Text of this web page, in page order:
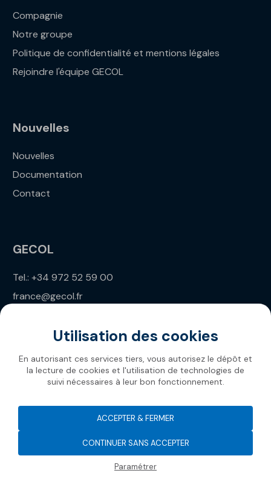
Compagnie
Notre groupe
Politique de confidentialité et mentions légales
Rejoindre l'équipe GECOL
Nouvelles
Nouvelles
Documentation
Contact
GECOL
Tel.: +34 972 52 59 00
france@gecol.fr
Gecol 2026
Utilisation des cookies
En autorisant ces services tiers, vous autorisez le dépôt et
la lecture de cookies et l'utilisation de technologies de
suivi nécessaires à leur bon fonctionnement.
CONTINUER SANS ACCEPTER
Paramétrer
ACCEPTER & FERMER